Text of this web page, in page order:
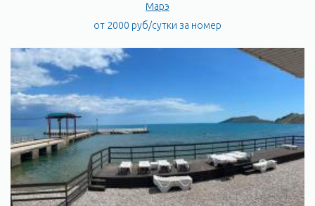
Марэ
от 2000 руб/сутки за номер